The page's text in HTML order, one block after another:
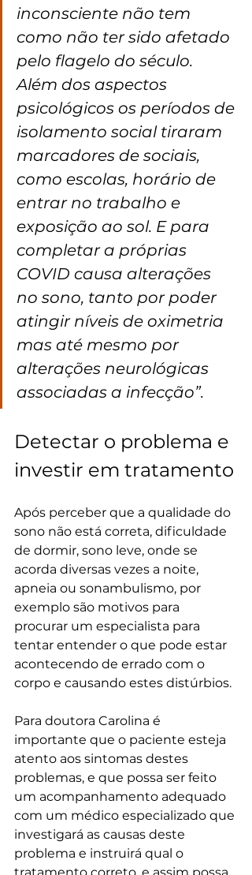
inconsciente não tem
como não ter sido afetado
pelo flagelo do século.
Além dos aspectos
psicológicos os períodos de
isolamento social tiraram
marcadores de sociais,
como escolas, horário de
entrar no trabalho e
exposição ao sol. E para
completar a próprias
COVID causa alterações
no sono, tanto por poder
atingir níveis de oximetria
mas até mesmo por
alterações neurológicas
associadas a infecção”.
Detectar o problema e
investir em tratamento
Após perceber que a qualidade do
sono não está correta, dificuldade
de dormir, sono leve, onde se
acorda diversas vezes a noite,
apneia ou sonambulismo, por
exemplo são motivos para
procurar um especialista para
tentar entender o que pode estar
acontecendo de errado com o
corpo e causando estes distúrbios.
Para doutora Carolina é
importante que o paciente esteja
atento aos sintomas destes
problemas, e que possa ser feito
um acompanhamento adequado
com um médico especializado que
investigará as causas deste
problema e instruirá qual o
tratamento correto, e assim possa